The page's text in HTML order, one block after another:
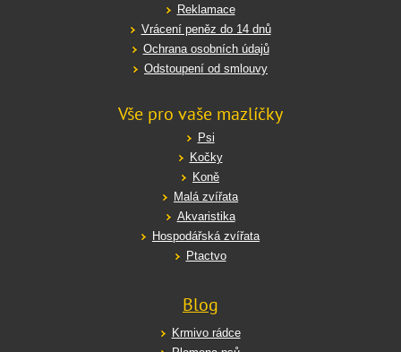
Reklamace
Vrácení peněz do 14 dnů
Ochrana osobních údajů
Odstoupení od smlouvy
Vše pro vaše mazlíčky
Psi
Kočky
Koně
Malá zvířata
Akvaristika
Hospodářská zvířata
Ptactvo
Blog
Krmivo rádce